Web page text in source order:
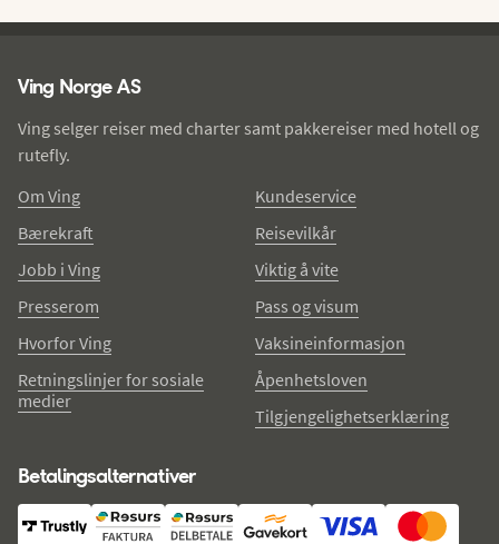
Ving Norge AS
Ving selger reiser med charter samt pakkereiser med hotell og
rutefly.
Om Ving
Bærekraft
Jobb i Ving
Presserom
Hvorfor Ving
Retningslinjer for sosiale
medier
Kundeservice
Reisevilkår
Viktig å vite
Pass og visum
Vaksineinformasjon
Åpenhetsloven
Tilgjengelighetserklæring
Betalingsalternativer